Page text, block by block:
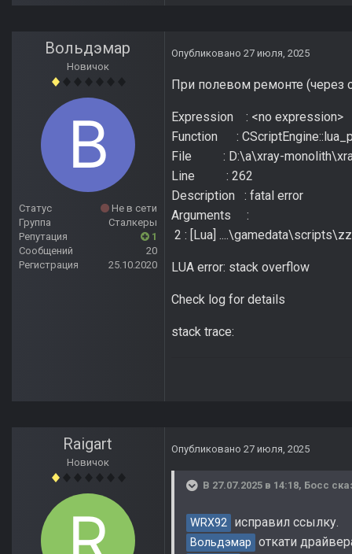
Вольдэмар
Новичок
Статус
Не в сети
Группа
Сталкеры
Репутация
1
Сообщений
20
Регистрация
25.10.2020
Опубликовано 27 июля, 2025
При полевом ремонте (через
Expression : <no expression>
Function :
File : D:\a\xray-
Line : 262
Description : fatal error
Arguments :
2 : [Lua]
LUA error: stack overflow
Check log for details
stack trace:
Raigart
Новичок
Опубликовано 27 июля, 2025
В 27.07.2025 в 14:18, Босс
WRX92 исправил ссылку.
Вольдэмар откати